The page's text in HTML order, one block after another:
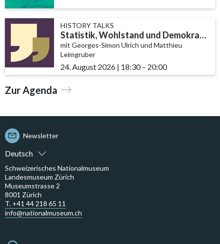
HISTORY TALKS
Statistik, Wohlstand und Demokratie
mit Georges-Simon Ulrich und Matthieu
Leimgruber
24. August 2026 | 18:30accessibility.time_to
– 20:00
Zur Agenda
Deutsch
Newsletter
Schweizerisches Nationalmuseum
Landesmuseum Zürich
Museumstrasse 2
8001 Zürich
T. +41 44 218 65 11
info@nationalmuseum.ch